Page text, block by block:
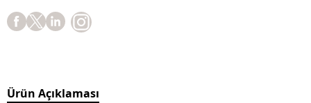
Ürün Açıklaması